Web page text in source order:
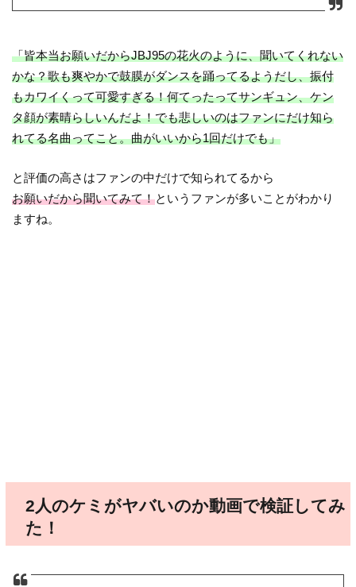
「皆本当お願いだからJBJ95の花火のように、聞いてくれない
かな？歌も爽やかで鼓膜がダンスを踊ってるようだし、振付
もカワイくって可愛すぎる！何てったってサンギュン、ケン
タ顔が素晴らしいんだよ！でも悲しいのはファンにだけ知ら
れてる名曲ってこと。曲がいいから1回だけでも」
と評価の高さはファンの中だけで知られてるから
お願いだから聞いてみて！というファンが多いことがわかり
ますね。
2人のケミがヤバいのか動画で検証してみ
た！